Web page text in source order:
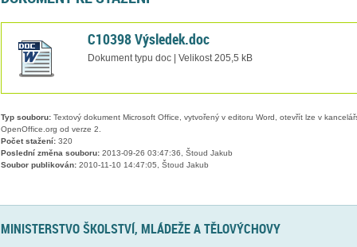
C10398 Výsledek.doc
Dokument typu doc | Velikost 205,5 kB
Typ souboru:Textový dokument Microsoft Office, vytvořený v editoru Word, otevřít lze v
OpenOffice.org od verze 2.
Počet stažení:320
Poslední změna souboru:2013-09-26 03:47:36, Štoud Jakub
Soubor publikován:2010-11-10 14:47:05, Štoud Jakub
MINISTERSTVO ŠKOLSTVÍ, MLÁDEŽE A TĚLOVÝCHOVY